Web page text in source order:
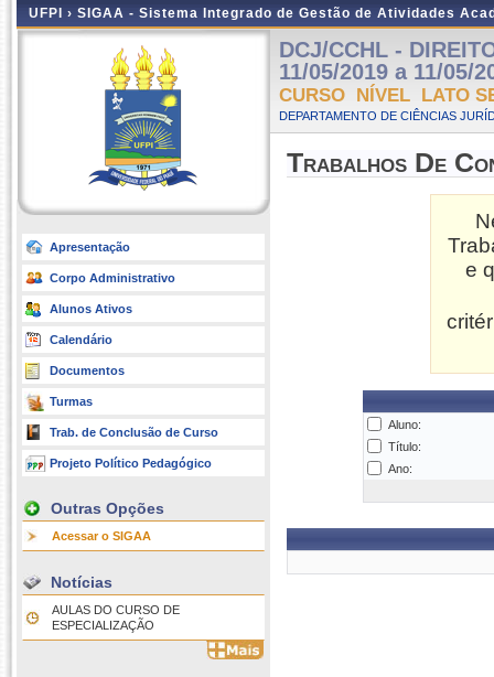
UFPI › SIGAA - Sistema Integrado de Gestão de Atividades
Apresentação
Corpo Administrativo
Alunos Ativos
Calendário
Documentos
Turmas
Trab. de Conclusão de Curso
Projeto Político Pedagógico
Outras Opções
Acessar o SIGAA
Notícias
AULAS DO CURSO DE
ESPECIALIZAÇÃO
DCJ/CCHL -
11/05/2019 a 11/05/
CURSO NÍVEL LATO
DEPARTAMENTO DE CIÊNCIAS
Trabalhos De
e
Aluno:
Título:
Ano: